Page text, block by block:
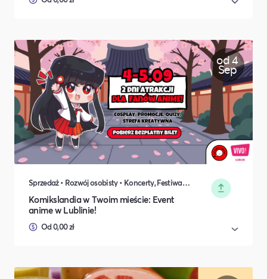
od 4
Sep
Sprzedaż • Rozwój osobisty • Koncerty, Festiwale, Rozrywka • DIY, Majsterkowanie, Hobby • Rodzina i relacje międzyludzkie
Komikslandia w Twoim mieście: Event
anime w Lublinie!
Od 0,00 zł